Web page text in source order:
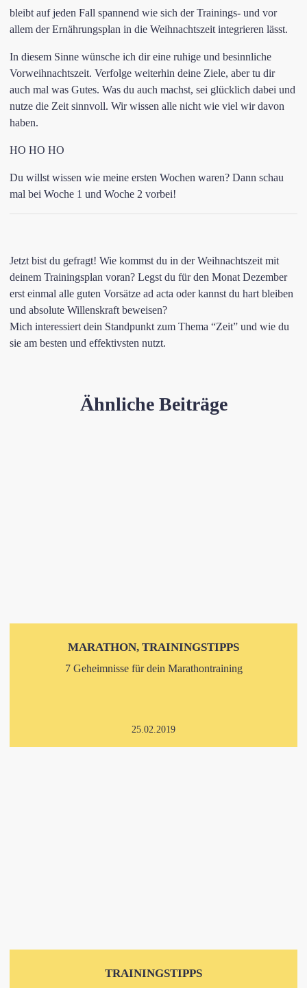
bleibt auf jeden Fall spannend wie sich der Trainings- und vor
allem der Ernährungsplan in die Weihnachtszeit integrieren lässt.
In diesem Sinne wünsche ich dir eine ruhige und besinnliche
Vorweihnachtszeit. Verfolge weiterhin deine Ziele, aber tu dir
auch mal was Gutes. Was du auch machst, sei glücklich dabei und
nutze die Zeit sinnvoll. Wir wissen alle nicht wie viel wir davon
haben.
HO HO HO
Du willst wissen wie meine ersten Wochen waren? Dann schau
mal bei Woche 1 und Woche 2 vorbei!
Jetzt bist du gefragt! Wie kommst du in der Weihnachtszeit mit
deinem Trainingsplan voran? Legst du für den Monat Dezember
erst einmal alle guten Vorsätze ad acta oder kannst du hart bleiben
und absolute Willenskraft beweisen?
Mich interessiert dein Standpunkt zum Thema “Zeit” und wie du
sie am besten und effektivsten nutzt.
Ähnliche Beiträge
MARATHON, TRAININGSTIPPS
7 Geheimnisse für dein Marathontraining
25.02.2019
TRAININGSTIPPS